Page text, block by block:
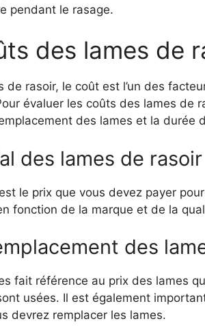
pendant le rasage.
des lames de
rasoir, le coût est l’un des
évaluer les coûts des lames de
des lames et la durée
des lames de rasoir
le prix que vous devez payer
fonction de la marque et de la
des
fait référence au prix des lames
usées. Il est également
devrez remplacer les lames.